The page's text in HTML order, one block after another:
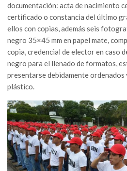
documentación: acta de nacimiento
certificado o constancia del último
ellos con copias, además seis
negro 35×45 mm en papel mate,
copia, credencial de elector en caso
negro para el llenado de formatos,
presentarse debidamente
plástico.